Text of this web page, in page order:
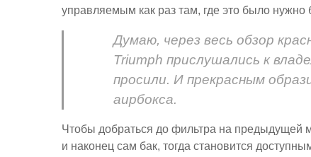
управляемым как раз там, где это было нужно
Думаю, через весь обзор
Triumph прислушались к
просили. И прекрасным
аирбокса.
Чтобы добраться до фильтра на предыдущей
и наконец сам бак, тогда становится